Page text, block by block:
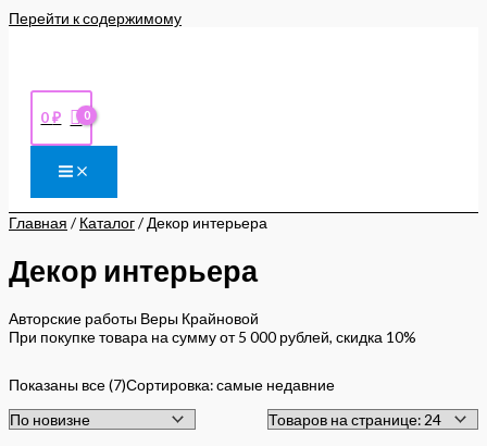
Перейти к содержимому
0₽
Главная / Каталог/ Декор интерьера
Декор интерьера
Авторские работы Веры Крайновой
При покупке товара на сумму от 5 000 рублей, скидка 10%
Показаны все (7)Сортировка: самые недавние